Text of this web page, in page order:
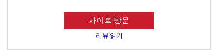
사이트 방문
리뷰 읽기